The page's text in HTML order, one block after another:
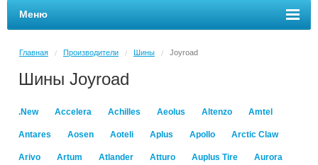
Меню
Главная / Производители / Шины / Joyroad
Шины Joyroad
.New Accelera Achilles Aeolus Altenzo Amtel
Antares Aosen Aoteli Aplus Apollo Arctic Claw
Arivo Artum Atlander Atturo Auplus Tire Aurora